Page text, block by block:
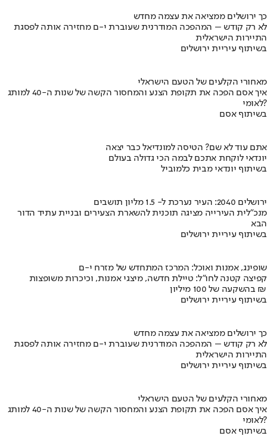
כך ירושלים ממציאה את עצמה מחדש
לא רק קודש – המהפכה המודרנית שעוברת י-ם מחזירה אותה לפסגת
התיירות הישראלית
בשיתוף עיריית ירושלים
מאחורי הקלעים של הטעם הישראלי
איך אסם הפכה את תקופת הצנע והמחסור הקשה של שנות ה-40 למותג
לאומי?
בשיתוף אסם
אתם עוד לא שם? הטיסה למונדיאל כבר יצאה
יונדאי לוקחת אתכם לבמה הכי גדולה בעולם
בשיתוף יונדאי מבית כלמוביל
ירושלים 2040: העיר נערכת ל- 1.5 מליון תושבים
מנכ"לית העירייה מציגה תוכנית להשארת הצעירים ובניית עתיד הדור
הבא
בשיתוף עיריית ירושלים
שופינג, אמנות ואוכל: המרכז המתחדש של מזרח י-ם
קפיצה קטנה לחו"ל: טיילת חדשה, מיצגי אמנות, וכיכרות משופצות
בהשקעה של 100 מיליון ₪
בשיתוף עיריית ירושלים
כך ירושלים ממציאה את עצמה מחדש
לא רק קודש – המהפכה המודרנית שעוברת י-ם מחזירה אותה לפסגת
התיירות הישראלית
בשיתוף עיריית ירושלים
מאחורי הקלעים של הטעם הישראלי
איך אסם הפכה את תקופת הצנע והמחסור הקשה של שנות ה-40 למותג
לאומי?
בשיתוף אסם